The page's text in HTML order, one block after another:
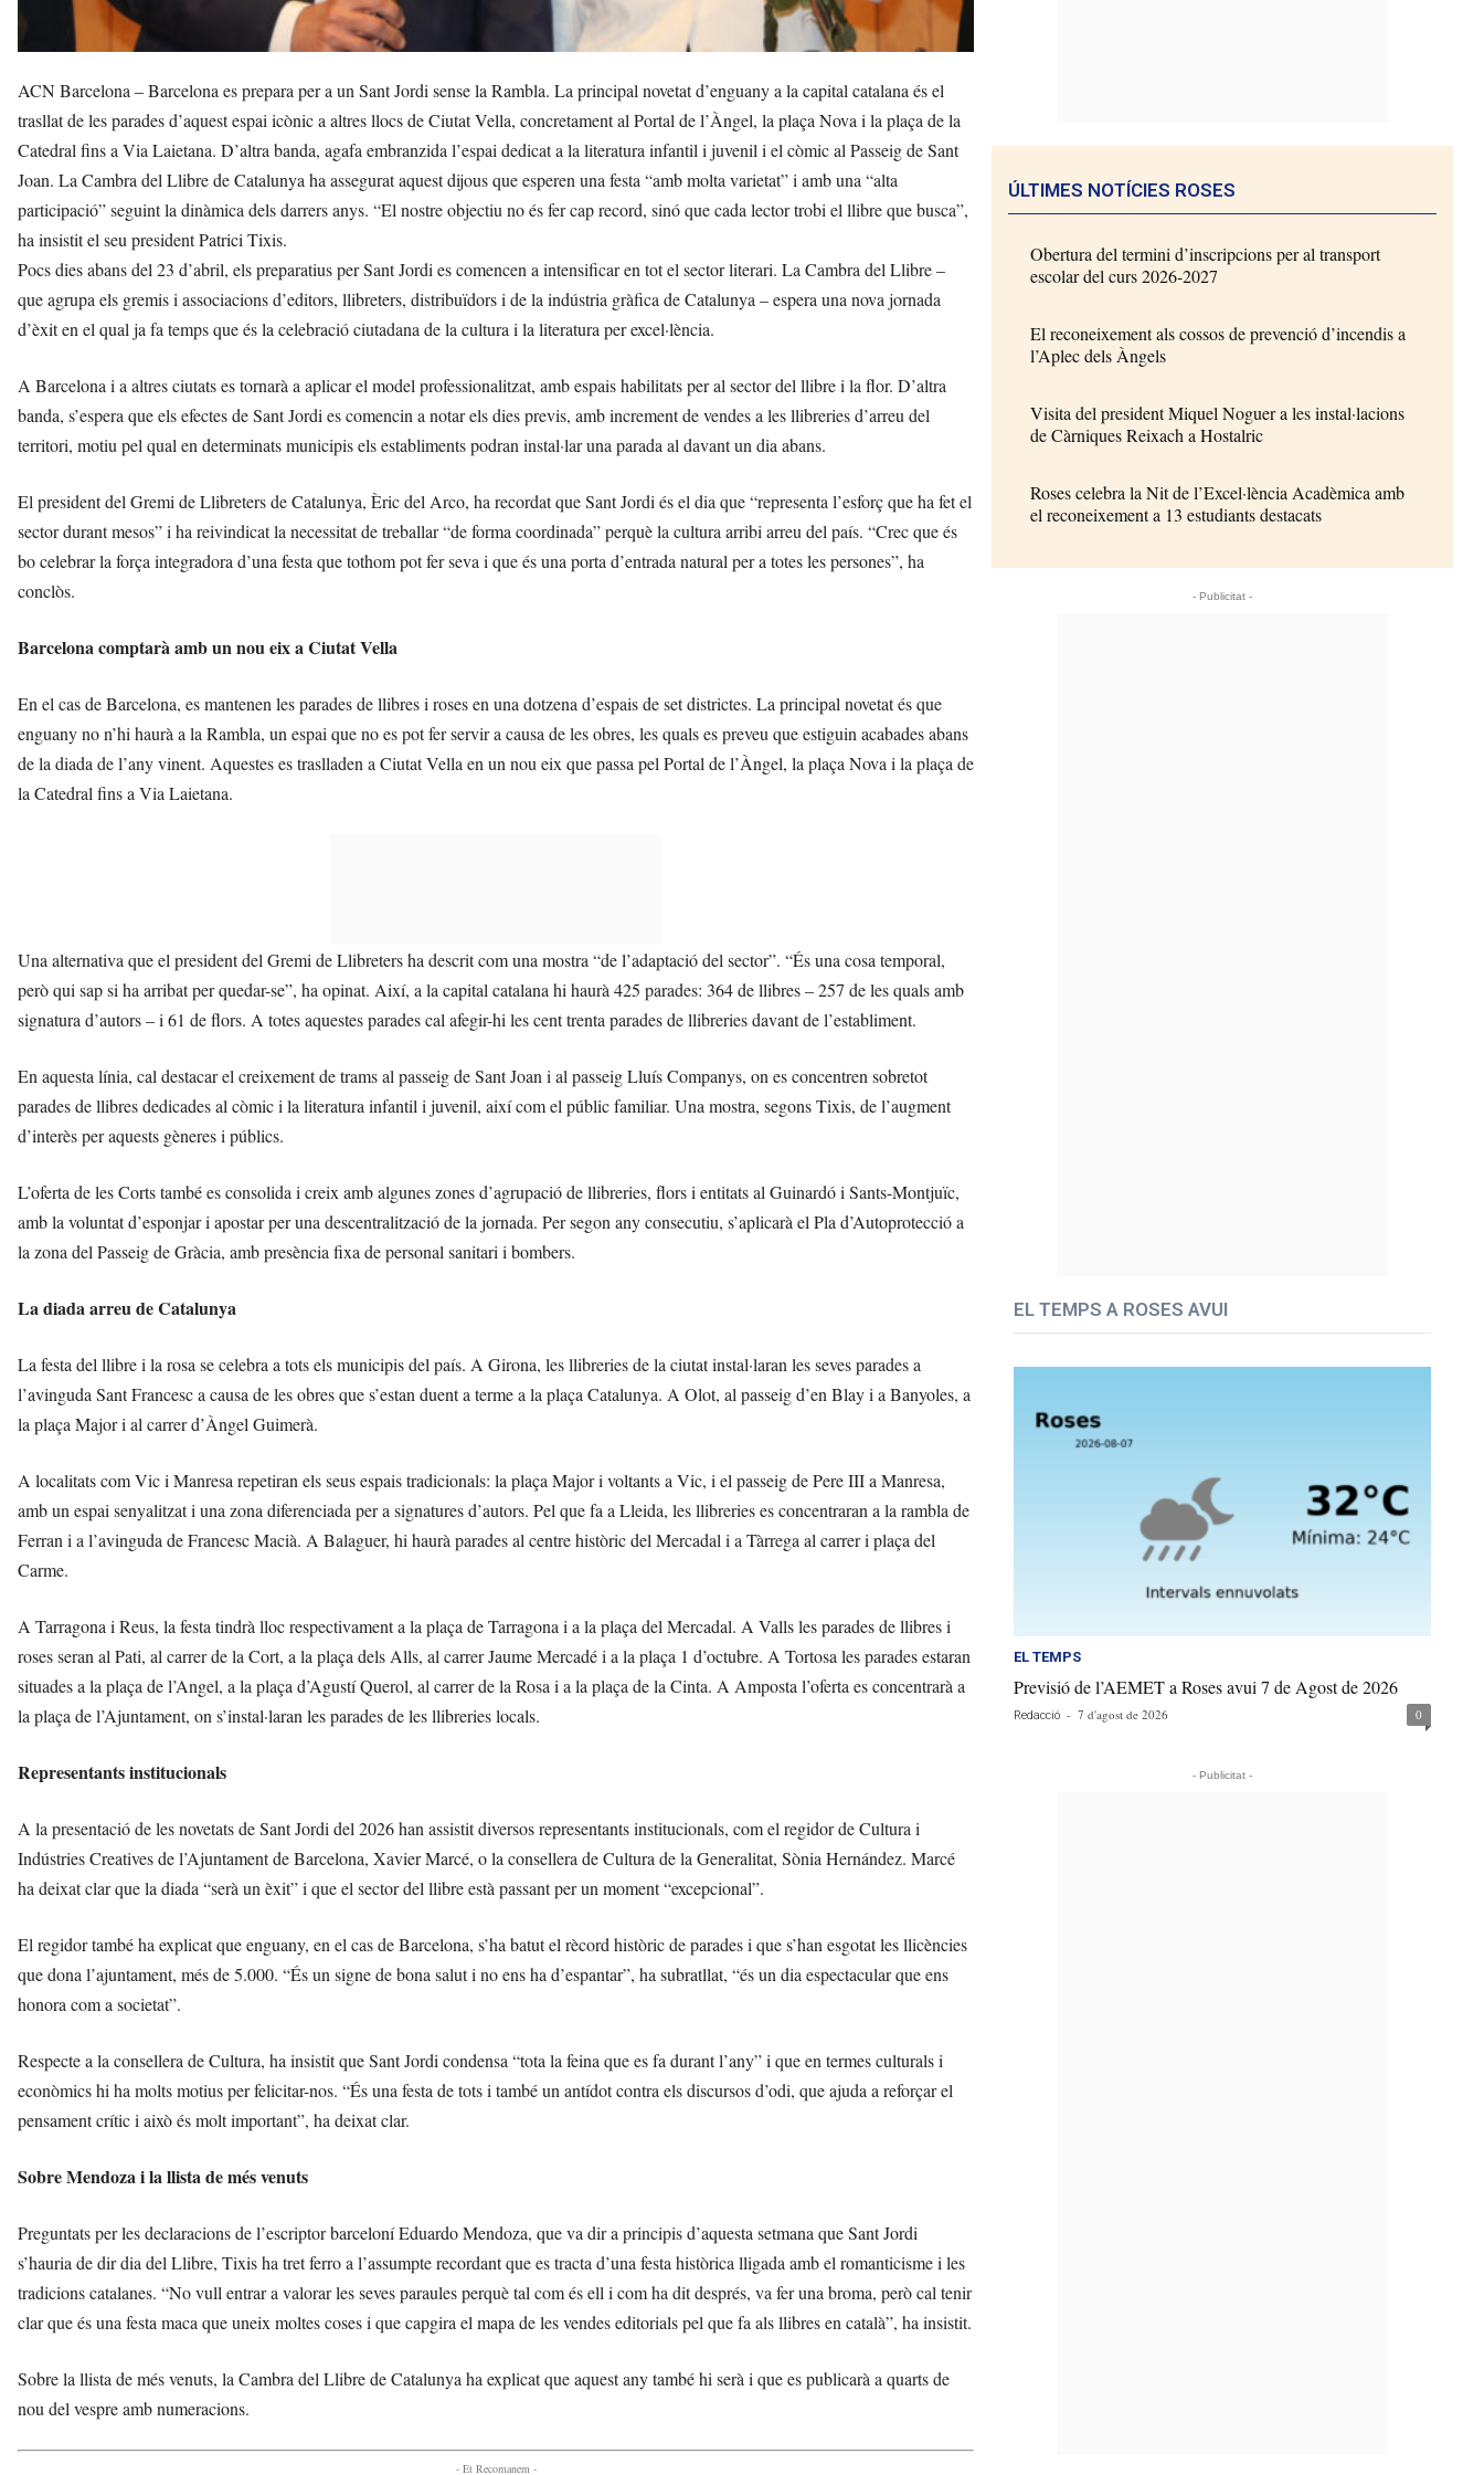
ACN Barcelona – Barcelona es prepara per a un Sant Jordi sense la Rambla. La principal novetat d’enguany a la capital catalana és el
trasllat de les parades d’aquest espai icònic a altres llocs de Ciutat Vella, concretament al Portal de l’Àngel, la plaça Nova i la plaça de la
Catedral fins a Via Laietana. D’altra banda, agafa embranzida l’espai dedicat a la literatura infantil i juvenil i el còmic al Passeig de Sant
Joan. La Cambra del Llibre de Catalunya ha assegurat aquest dijous que esperen una festa “amb molta varietat” i amb una “alta
participació” seguint la dinàmica dels darrers anys. “El nostre objectiu no és fer cap record, sinó que cada lector trobi el llibre que busca”,
ha insistit el seu president Patrici Tixis.
Pocs dies abans del 23 d’abril, els preparatius per Sant Jordi es comencen a intensificar en tot el sector literari. La Cambra del Llibre –
que agrupa els gremis i associacions d’editors, llibreters, distribuïdors i de la indústria gràfica de Catalunya – espera una nova jornada
d’èxit en el qual ja fa temps que és la celebració ciutadana de la cultura i la literatura per excel·lència.
A Barcelona i a altres ciutats es tornarà a aplicar el model professionalitzat, amb espais habilitats per al sector del llibre i la flor. D’altra
banda, s’espera que els efectes de Sant Jordi es comencin a notar els dies previs, amb increment de vendes a les llibreries d’arreu del
territori, motiu pel qual en determinats municipis els establiments podran instal·lar una parada al davant un dia abans.
El president del Gremi de Llibreters de Catalunya, Èric del Arco, ha recordat que Sant Jordi és el dia que “representa l’esforç que ha fet el
sector durant mesos” i ha reivindicat la necessitat de treballar “de forma coordinada” perquè la cultura arribi arreu del país. “Crec que és
bo celebrar la força integradora d’una festa que tothom pot fer seva i que és una porta d’entrada natural per a totes les persones”, ha
conclòs.
Barcelona comptarà amb un nou eix a Ciutat Vella
En el cas de Barcelona, es mantenen les parades de llibres i roses en una dotzena d’espais de set districtes. La principal novetat és que
enguany no n’hi haurà a la Rambla, un espai que no es pot fer servir a causa de les obres, les quals es preveu que estiguin acabades abans
de la diada de l’any vinent. Aquestes es traslladen a Ciutat Vella en un nou eix que passa pel Portal de l’Àngel, la plaça Nova i la plaça de
la Catedral fins a Via Laietana.
Una alternativa que el president del Gremi de Llibreters ha descrit com una mostra “de l’adaptació del sector”. “És una cosa temporal,
però qui sap si ha arribat per quedar-se”, ha opinat. Així, a la capital catalana hi haurà 425 parades: 364 de llibres – 257 de les quals amb
signatura d’autors – i 61 de flors. A totes aquestes parades cal afegir-hi les cent trenta parades de llibreries davant de l’establiment.
En aquesta línia, cal destacar el creixement de trams al passeig de Sant Joan i al passeig Lluís Companys, on es concentren sobretot
parades de llibres dedicades al còmic i la literatura infantil i juvenil, així com el públic familiar. Una mostra, segons Tixis, de l’augment
d’interès per aquests gèneres i públics.
L’oferta de les Corts també es consolida i creix amb algunes zones d’agrupació de llibreries, flors i entitats al Guinardó i Sants-Montjuïc,
amb la voluntat d’esponjar i apostar per una descentralització de la jornada. Per segon any consecutiu, s’aplicarà el Pla d’Autoprotecció a
la zona del Passeig de Gràcia, amb presència fixa de personal sanitari i bombers.
La diada arreu de Catalunya
La festa del llibre i la rosa se celebra a tots els municipis del país. A Girona, les llibreries de la ciutat instal·laran les seves parades a
l’avinguda Sant Francesc a causa de les obres que s’estan duent a terme a la plaça Catalunya. A Olot, al passeig d’en Blay i a Banyoles, a
la plaça Major i al carrer d’Àngel Guimerà.
A localitats com Vic i Manresa repetiran els seus espais tradicionals: la plaça Major i voltants a Vic, i el passeig de Pere III a Manresa,
amb un espai senyalitzat i una zona diferenciada per a signatures d’autors. Pel que fa a Lleida, les llibreries es concentraran a la rambla de
Ferran i a l’avinguda de Francesc Macià. A Balaguer, hi haurà parades al centre històric del Mercadal i a Tàrrega al carrer i plaça del
Carme.
A Tarragona i Reus, la festa tindrà lloc respectivament a la plaça de Tarragona i a la plaça del Mercadal. A Valls les parades de llibres i
roses seran al Pati, al carrer de la Cort, a la plaça dels Alls, al carrer Jaume Mercadé i a la plaça 1 d’octubre. A Tortosa les parades estaran
situades a la plaça de l’Angel, a la plaça d’Agustí Querol, al carrer de la Rosa i a la plaça de la Cinta. A Amposta l’oferta es concentrarà a
la plaça de l’Ajuntament, on s’instal·laran les parades de les llibreries locals.
Representants institucionals
A la presentació de les novetats de Sant Jordi del 2026 han assistit diversos representants institucionals, com el regidor de Cultura i
Indústries Creatives de l’Ajuntament de Barcelona, ​​Xavier Marcé, o la consellera de Cultura de la Generalitat, Sònia Hernández. Marcé
ha deixat clar que la diada “serà un èxit” i que el sector del llibre està passant per un moment “excepcional”.
El regidor també ha explicat que enguany, en el cas de Barcelona, s’ha batut el rècord històric de parades i que s’han esgotat les llicències
que dona l’ajuntament, més de 5.000. “És un signe de bona salut i no ens ha d’espantar”, ha subratllat, “és un dia espectacular que ens
honora com a societat”.
Respecte a la consellera de Cultura, ha insistit que Sant Jordi condensa “tota la feina que es fa durant l’any” i que en termes culturals i
econòmics hi ha molts motius per felicitar-nos. “És una festa de tots i també un antídot contra els discursos d’odi, que ajuda a reforçar el
pensament crític i això és molt important”, ha deixat clar.
Sobre Mendoza i la llista de més venuts
Preguntats per les declaracions de l’escriptor barceloní Eduardo Mendoza, que va dir a principis d’aquesta setmana que Sant Jordi
s’hauria de dir dia del Llibre, Tixis ha tret ferro a l’assumpte recordant que es tracta d’una festa històrica lligada amb el romanticisme i les
tradicions catalanes. “No vull entrar a valorar les seves paraules perquè tal com és ell i com ha dit després, va fer una broma, però cal tenir
clar que és una festa maca que uneix moltes coses i que capgira el mapa de les vendes editorials pel que fa als llibres en català”, ha insistit.
Sobre la llista de més venuts, la Cambra del Llibre de Catalunya ha explicat que aquest any també hi serà i que es publicarà a quarts de
nou del vespre amb numeracions.
- Et Recomanem -
ÚLTIMES NOTÍCIES ROSES
Obertura del termini d’inscripcions per al transport
escolar del curs 2026-2027
El reconeixement als cossos de prevenció d’incendis a
l’Aplec dels Àngels
Visita del president Miquel Noguer a les instal·lacions
de Càrniques Reixach a Hostalric
Roses celebra la Nit de l’Excel·lència Acadèmica amb
el reconeixement a 13 estudiants destacats
- Publicitat -
EL TEMPS A ROSES AVUI
EL TEMPS
Previsió de l’AEMET a Roses avui 7 de Agost de 2026
Redacció - 7 d'agost de 2026 0
- Publicitat -